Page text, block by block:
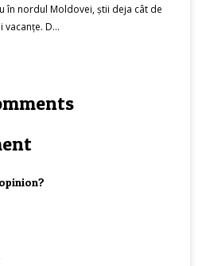
în nordul Moldovei, știi deja cât de
D...